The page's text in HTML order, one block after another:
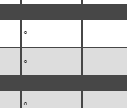
○
○
○